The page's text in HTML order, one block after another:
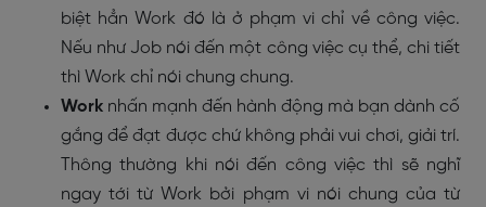
biệt hẳn Work đó là ở phạm vi chỉ về công việc.
Nếu như Job nói đến một công việc cụ thể, chi tiết
thì Work chỉ nói chung chung.
Work nhấn mạnh đến hành động mà bạn dành cố
gắng để đạt được chứ không phải vui chơi, giải trí.
Thông thường khi nói đến công việc thì sẽ nghĩ
ngay tới từ Work bởi phạm vi nói chung của từ